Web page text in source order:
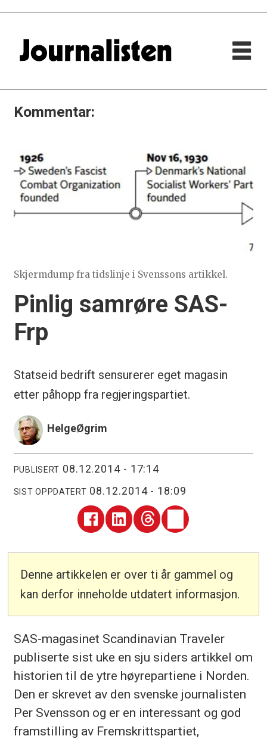
Kommentar:
Skjermdump fra tidslinje i Svenssons artikkel.
Pinlig samrøre SAS-
Frp
Statseid bedrift sensurerer eget magasin
etter påhopp fra regjeringspartiet.
HelgeØgrim
PUBLISERT 08.12.2014 - 17:14
SIST OPPDATERT 08.12.2014 - 18:09
Denne artikkelen er over ti år gammel og
kan derfor inneholde utdatert informasjon.
SAS-magasinet Scandinavian Traveler
publiserte sist uke en sju siders artikkel om
historien til de ytre høyrepartiene i Norden.
Den er skrevet av den svenske journalisten
Per Svensson og er en interessant og god
framstilling av Fremskrittspartiet,